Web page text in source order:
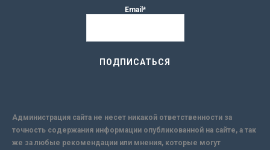
Email*
Администрация сайта не несет никакой ответственности за
точность содержания информации опубликованной на сайте, а так
же за любые рекомендации или мнения, которые могут